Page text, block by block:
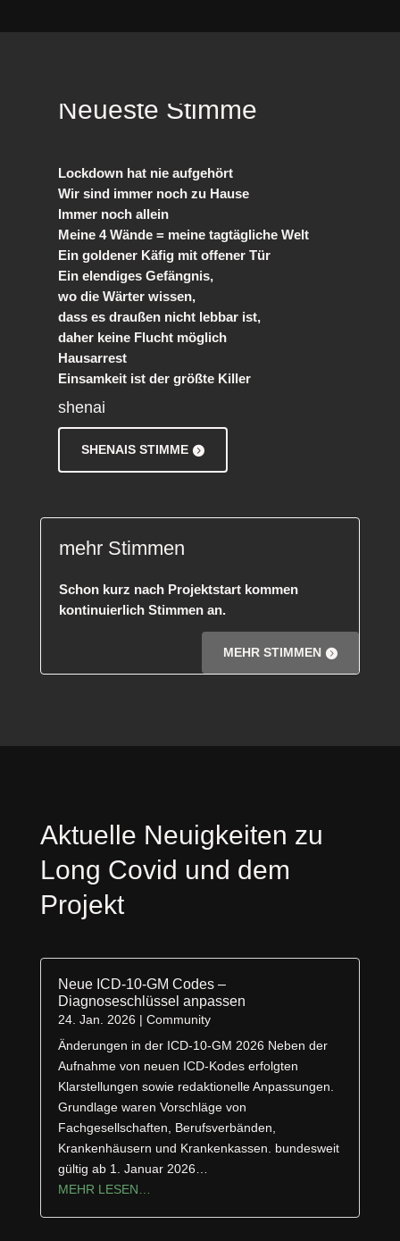
Neueste Stimme
Lockdown hat nie aufgehört
Wir sind immer noch zu Hause
Immer noch allein
Meine 4 Wände = meine tagtägliche Welt
Ein goldener Käfig mit offener Tür
Ein elendiges Gefängnis,
wo die Wärter wissen,
dass es draußen nicht lebbar ist,
daher keine Flucht möglich
Hausarrest
Einsamkeit ist der größte Killer
shenai
SHENAIS STIMME
mehr Stimmen
Schon kurz nach Projektstart kommen
kontinuierlich Stimmen an.
MEHR STIMMEN
Aktuelle Neuigkeiten zu
Long Covid und dem
Projekt
Neue ICD-10-GM Codes –
Diagnoseschlüssel anpassen
24. Jan. 2026| Community
Änderungen in der ICD-10-GM 2026 Neben der
Aufnahme von neuen ICD-Kodes erfolgten
Klarstellungen sowie redaktionelle Anpassungen.
Grundlage waren Vorschläge von
Fachgesellschaften, Berufsverbänden,
Krankenhäusern und Krankenkassen. bundesweit
gültig ab 1. Januar 2026…
MEHR LESEN…